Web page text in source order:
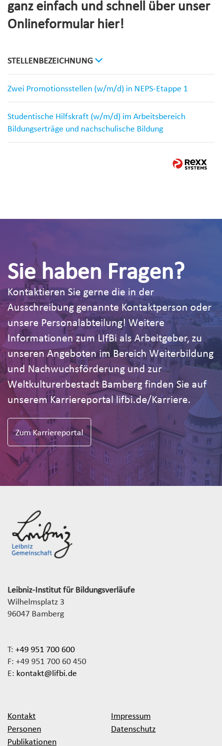
ganz einfach und schnell über unser
Onlineformular hier!
STELLENBEZEICHNUNG
Zwei Promotionsstellen (w/m/d) in NEPS-Etappe 1
Studentische Hilfskraft (w/m/d) im Arbeitsbereich
Bildungserträge und nachschulische Bildung
Sie haben Fragen?
Kontaktieren Sie gerne die in der
Ausschreibung genannte Kontaktperson oder
unsere Personalabteilung! Weitere
Informationen zum LIfBi als Arbeitgeber, zu
unseren Angeboten im Bereich Weiterbildung
und Nachwuchsförderung und zur
Weltkulturerbestadt Bamberg finden Sie auf
unserem Karriereportal lifbi.de/Karriere.
Zum Karriereportal
Leibniz-Institut für Bildungsverläufe
Wilhelmsplatz 3
96047 Bamberg
T: +49 951 700 600
F: +49 951 700 60 450
E: kontakt@lifbi.de
Kontakt
Personen
Publikationen
Impressum
Datenschutz